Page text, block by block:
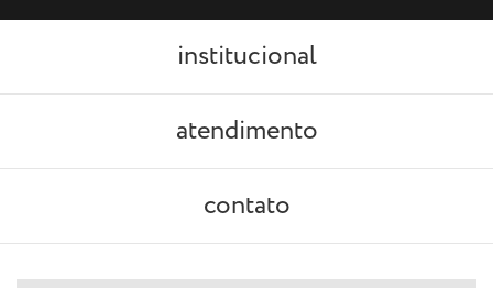
institucional
atendimento
contato